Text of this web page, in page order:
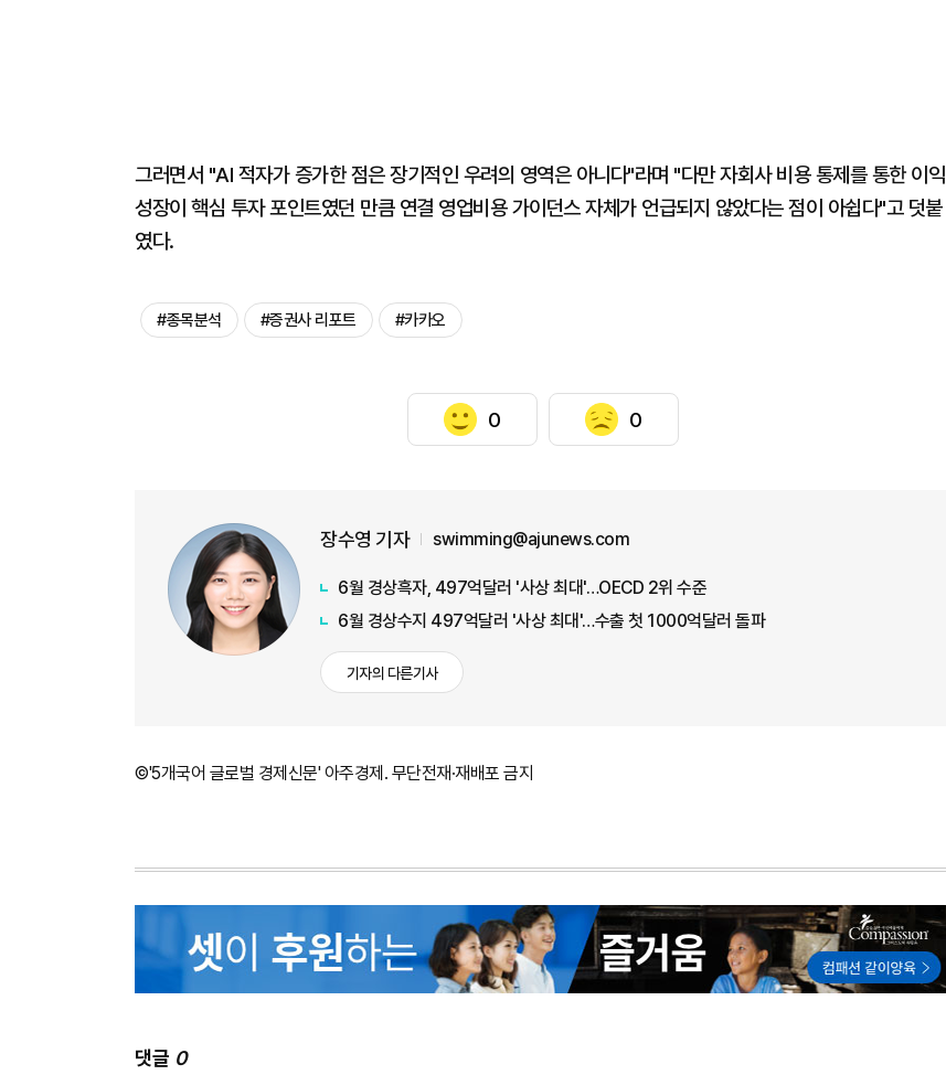
그러면서 "AI 적자가 증가한 점은 장기적인 우려의 영역은 아니다"라며 "다만 자회사 비용 통제를 통한 이익
성장이 핵심 투자 포인트였던 만큼 연결 영업비용 가이던스 자체가 언급되지 않았다는 점이 아쉽다"고 덧붙
였다.
#종목분석 #증권사 리포트 #카카오
0 0
장수영 기자 swimming@ajunews.com
6월 경상흑자, 497억달러 '사상 최대'…OECD 2위 수준
6월 경상수지 497억달러 '사상 최대'…수출 첫 1000억달러 돌파
기자의 다른기사
©'5개국어 글로벌 경제신문' 아주경제. 무단전재·재배포 금지
댓글 0